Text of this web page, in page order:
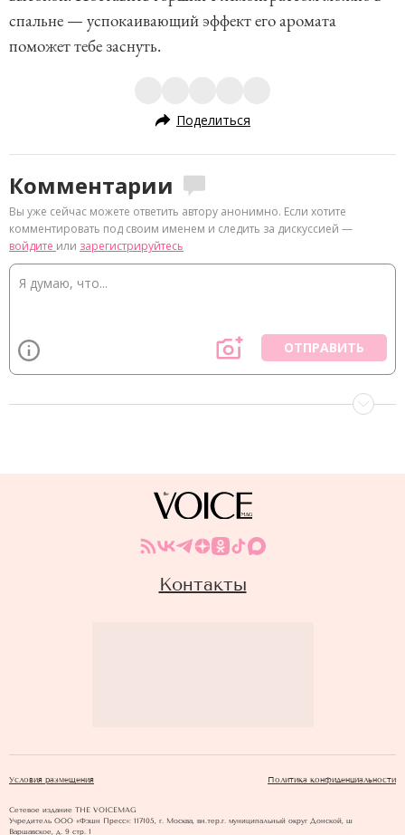
спальне — успокаивающий эффект его аромата
поможет тебе заснуть.
Поделиться
Комментарии
Вы уже сейчас можете ответить автору анонимно. Если хотите
комментировать под своим именем и следить за дискуссией —
войдите или зарегистрируйтесь
ОТПРАВИТЬ
Контакты
Условия размещения Политика конфиденциальности
Сетевое издание THE VOICEMAG
Учредитель ООО «Фэшн Пресс»: 117105, г. Москва, вн.тер.г. муниципальный округ Донской, ш
Варшавское, д. 9 стр. 1